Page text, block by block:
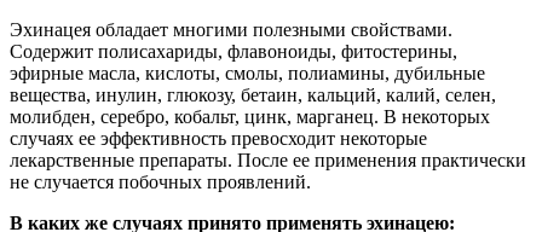
Эхинацея обладает многими полезными свойствами.
Содержит полисахариды, флавоноиды, фитостерины,
эфирные масла, кислоты, смолы, полиамины, дубильные
вещества, инулин, глюкозу, бетаин, кальций, калий, селен,
молибден, серебро, кобальт, цинк, марганец. В некоторых
случаях ее эффективность превосходит некоторые
лекарственные препараты. После ее применения практически
не случается побочных проявлений.
В каких же случаях принято применять эхинацею: